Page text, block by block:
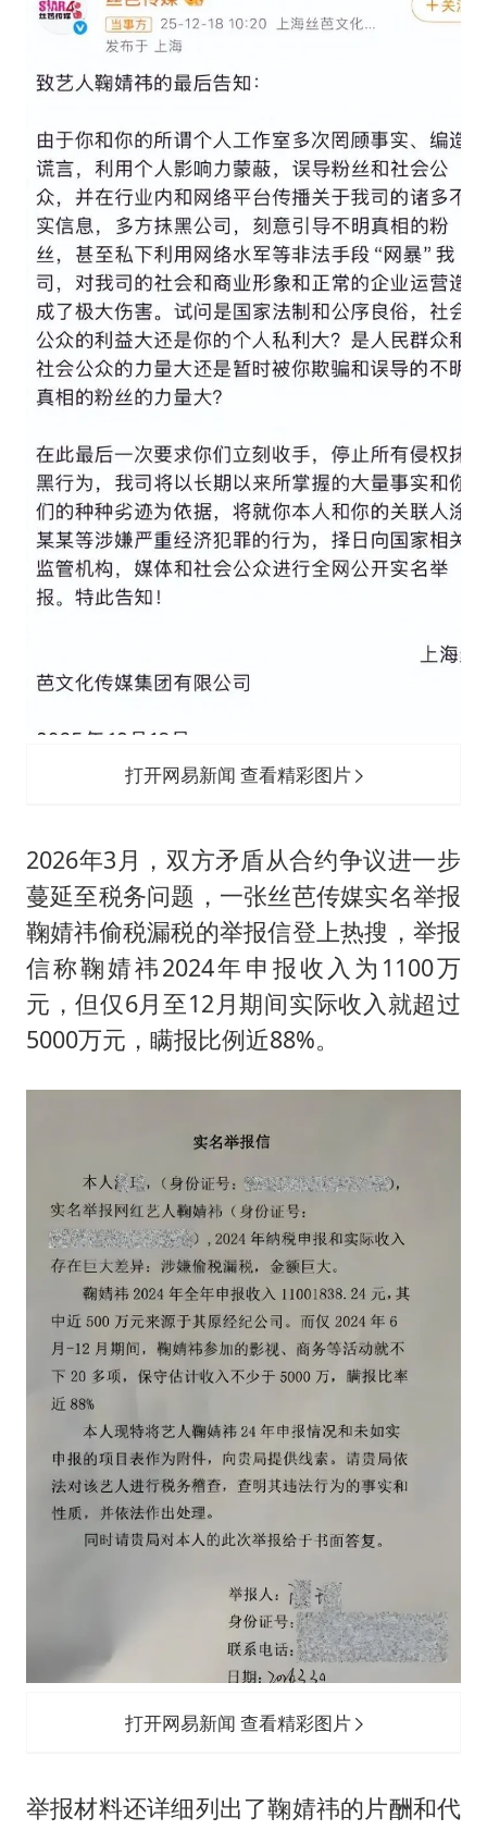
打开网易新闻 查看精彩图片
2026年3月，双方矛盾从合约争议进一步
蔓延至税务问题，一张丝芭传媒实名举报
鞠婧祎偷税漏税的举报信登上热搜，举报
信称鞠婧祎2024年申报收入为1100万
元，但仅6月至12月期间实际收入就超过
5000万元，瞒报比例近88%。
打开网易新闻 查看精彩图片
举报材料还详细列出了鞠婧祎的片酬和代